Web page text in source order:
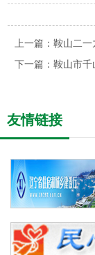
上一篇：鞍山二一
下一篇：鞍山市千
友情链接